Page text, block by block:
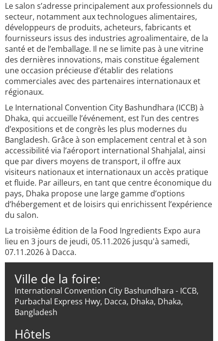
Le salon s’adresse principalement aux professionnels du
secteur, notamment aux technologues alimentaires,
développeurs de produits, acheteurs, fabricants et
fournisseurs issus des industries agroalimentaire, de la
santé et de l’emballage. Il ne se limite pas à une vitrine
des dernières innovations, mais constitue également
une occasion précieuse d’établir des relations
commerciales avec des partenaires internationaux et
régionaux.
Le International Convention City Bashundhara (ICCB) à
Dhaka, qui accueille l’événement, est l’un des centres
d’expositions et de congrès les plus modernes du
Bangladesh. Grâce à son emplacement central et à son
accessibilité via l’aéroport international Shahjalal, ainsi
que par divers moyens de transport, il offre aux
visiteurs nationaux et internationaux un accès pratique
et fluide. Par ailleurs, en tant que centre économique du
pays, Dhaka propose une large gamme d’options
d’hébergement et de loisirs qui enrichissent l’expérience
du salon.
La troisième édition de la Food Ingredients Expo aura
lieu en 3 jours de jeudi, 05.11.2026 jusqu'à samedi,
07.11.2026 à Dacca.
Ville de la foire:
International Convention City Bashundhara - ICCB,
Purbachal Express Hwy, Dacca, Dhaka, Dhaka,
Bangladesh
Hôtels